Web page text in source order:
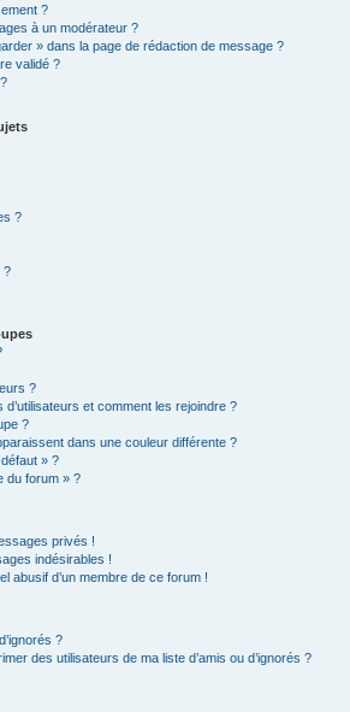
?
à un modérateur ?
» dans la page de rédaction de message ?
validé ?
?
?
?
et comment les rejoindre ?
?
dans une couleur différente ?
» ?
du forum » ?
privés !
indésirables !
abusif d’un membre de ce forum !
?
des utilisateurs de ma liste d’amis ou d’ignorés ?